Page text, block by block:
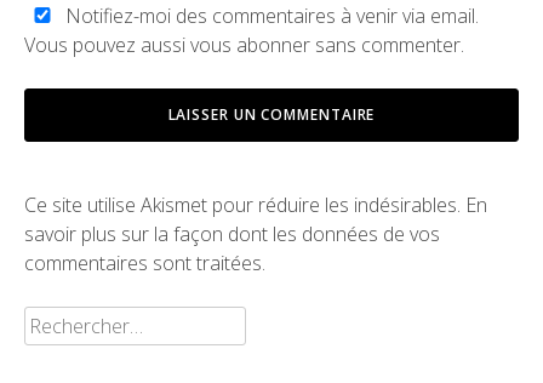
Notifiez-moi des commentaires à venir via email.
Vous pouvez aussivous abonner sans commenter.
Ce site utilise Akismet pour réduire les indésirables. En
savoir plus sur la façon dont les données de vos
commentaires sont traitées.
Rechercher :